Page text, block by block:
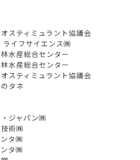
ティミュラント協議会
サイエンス㈱
産総合センター
産総合センター
ティミュラント協議会
タネ
ャパン㈱
術㈱
タ㈱
タ㈱